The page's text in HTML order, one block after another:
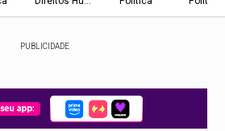
PUBLICIDADE